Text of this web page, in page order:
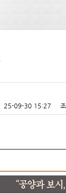
25-09-30 15:27